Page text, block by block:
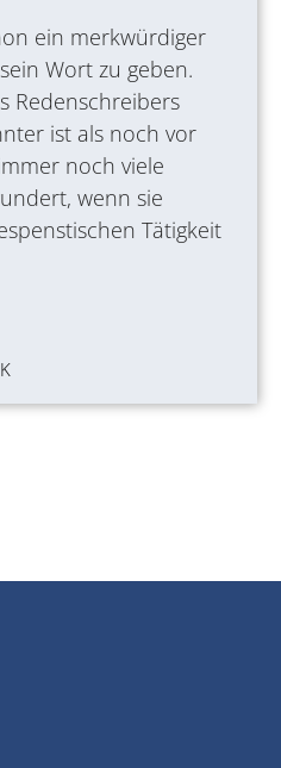
ein merkwürdiger
Wort zu geben.
Redenschreibers
ist als noch vor
noch viele
wenn sie
Tätigkeit